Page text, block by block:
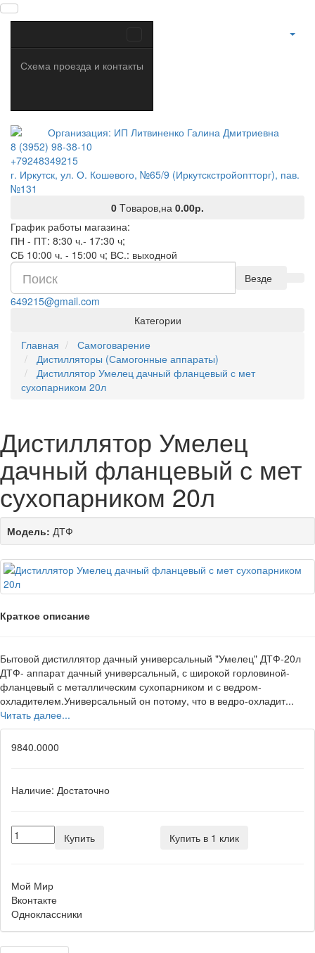
Схема проезда и контакты
8 (3952) 98-38-10
+79248349215
г. Иркутск, ул. О. Кошевого, №65/9 (Иркутскстройоптторг), пав.
№131
0 Tоваров,на 0.00р.
График работы магазина:
ПН - ПТ: 8:30 ч.- 17:30 ч;
СБ 10:00 ч. - 15:00 ч; ВС.: выходной
Везде
649215@gmail.com
Категории
Главная
Самоговарение
Дистилляторы (Самогонные аппараты)
Дистиллятор Умелец дачный фланцевый с мет
сухопарником 20л
Дистиллятор Умелец
дачный фланцевый с мет
сухопарником 20л
Модель: ДТФ
Краткое описание
Бытовой дистиллятор дачный универсальный "Умелец" ДТФ-20л
ДТФ- аппарат дачный универсальный, с широкой горловиной-
фланцевый с металлическим сухопарником и с ведром-
охладителем.Универсальный он потому, что в ведро-охладит...
Читать далее...
9840.0000
Наличие: Достаточно
Купить Купить в 1 клик
Мой Мир
Вконтакте
Одноклассники